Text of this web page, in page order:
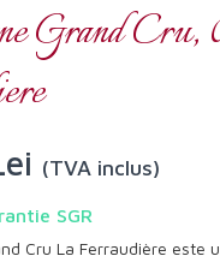
Grand
(TVA inclus)
SGR
Cru La Ferraudière este